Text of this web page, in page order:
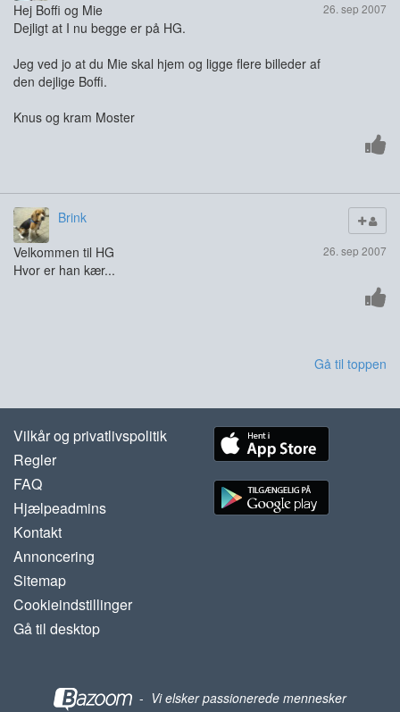
26. sep 2007
Hej Boffi og Mie
Dejligt at I nu begge er på HG.
Jeg ved jo at du Mie skal hjem og ligge flere billeder af
den dejlige Boffi.
Knus og kram Moster
Brink
26. sep 2007
Velkommen til HG
Hvor er han kær...
Gå til toppen
Vilkår og privatlivspolitik
Regler
FAQ
Hjælpeadmins
Kontakt
Annoncering
Sitemap
Cookieindstillinger
Gå til desktop
- Vi elsker passionerede mennesker